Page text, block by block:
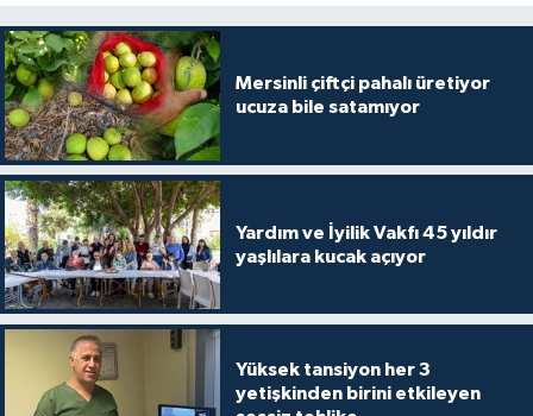
Mersinli çiftçi pahalı üretiyor
ucuza bile satamıyor
Yardım ve İyilik Vakfı 45 yıldır
yaşlılara kucak açıyor
Yüksek tansiyon her 3
yetişkinden birini etkileyen